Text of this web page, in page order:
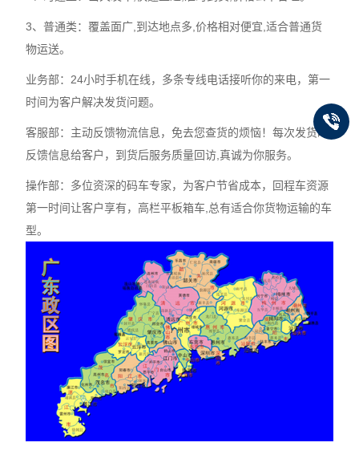
3、普通类：覆盖面广,到达地点多,价格相对便宜,适合普通货
物运送。
业务部：24小时手机在线，多条专线电话接听你的来电，第一
时间为客户解决发货问题。
客服部：主动反馈物流信息，免去您查货的烦恼！每次发货时
反馈信息给客户，到货后服务质量回访,真诚为你服务。
操作部：多位资深的码车专家，为客户节省成本，回程车资源
第一时间让客户享有，高栏平板箱车,总有适合你货物运输的车
型。